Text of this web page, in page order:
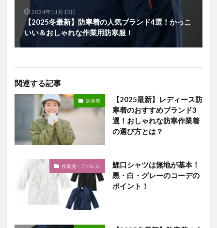
2024年11月13日
【2025冬最新】防寒着の人気ブランド4選！かっこ
いい＆おしゃれな作業用防寒服！
関連する記事
防寒着
【2025最新】レディース防
寒着のおすすめブランド3
選！おしゃれな防寒作業着
の選び方とは？
作業服・アパレル
鯉口シャツは無地が基本！
黒・白・グレーのコーデの
ポイント！